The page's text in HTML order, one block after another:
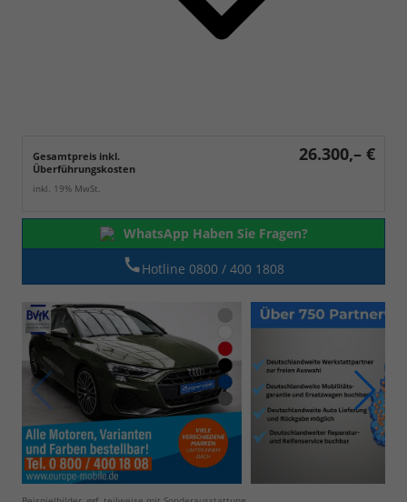
Gesamtpreis inkl.
Überführungskosten
26.300,– €
inkl. 19% MwSt.
WhatsApp Haben Sie Fragen?
Hotline 0800 / 400 1808